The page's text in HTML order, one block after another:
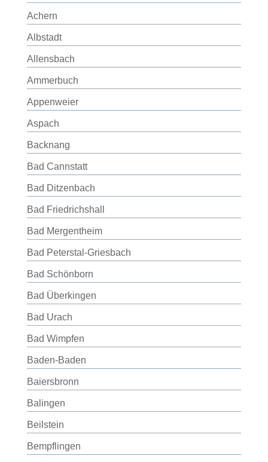
Achern
Albstadt
Allensbach
Ammerbuch
Appenweier
Aspach
Backnang
Bad Cannstatt
Bad Ditzenbach
Bad Friedrichshall
Bad Mergentheim
Bad Peterstal-Griesbach
Bad Schönborn
Bad Überkingen
Bad Urach
Bad Wimpfen
Baden-Baden
Baiersbronn
Balingen
Beilstein
Bempflingen